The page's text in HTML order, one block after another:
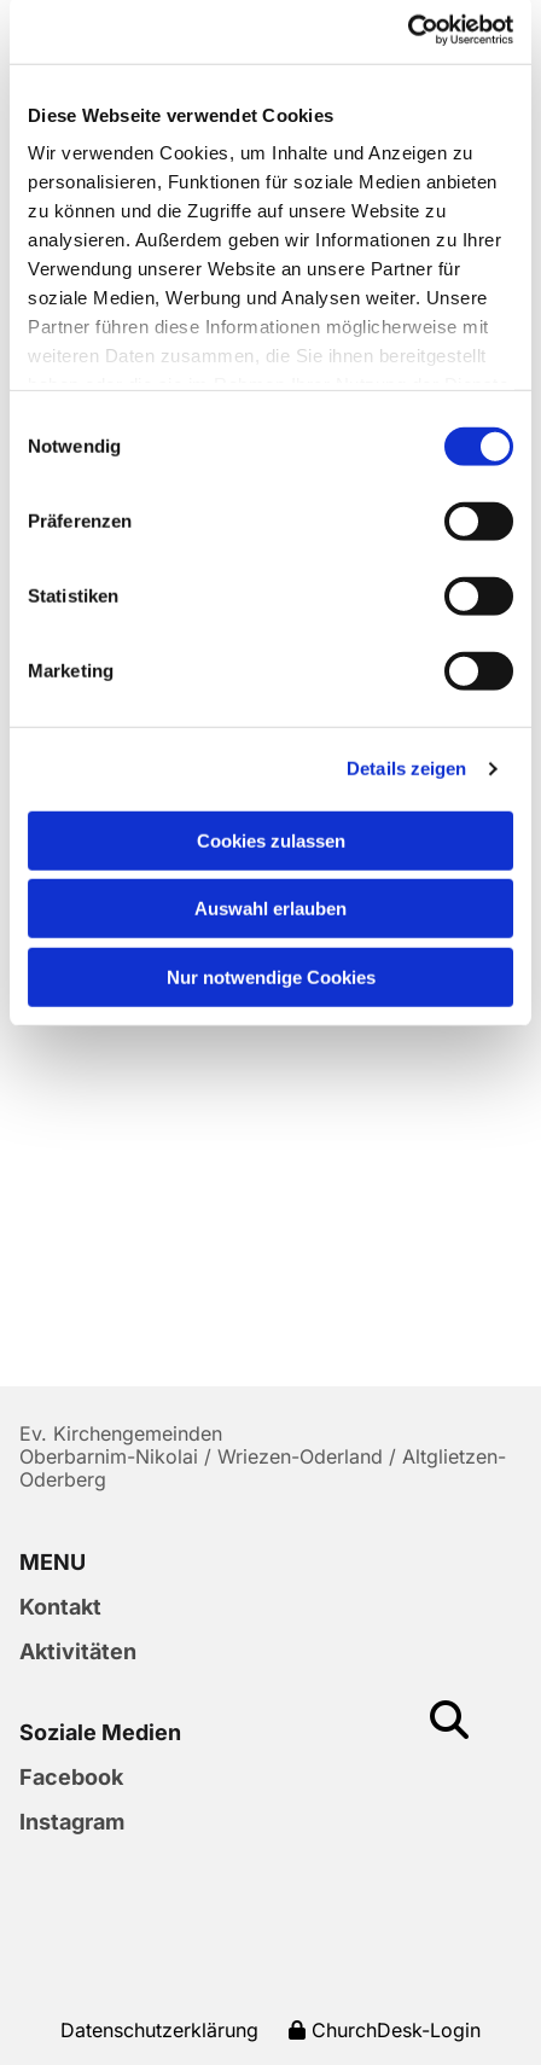
Diese Webseite verwendet Cookies
Wir verwenden Cookies, um Inhalte und Anzeigen zu
personalisieren, Funktionen für soziale Medien anbieten
zu können und die Zugriffe auf unsere Website zu
analysieren. Außerdem geben wir Informationen zu Ihrer
Verwendung unserer Website an unsere Partner für
soziale Medien, Werbung und Analysen weiter. Unsere
Partner führen diese Informationen möglicherweise mit
weiteren Daten zusammen, die Sie ihnen bereitgestellt
Notwendig
Präferenzen
Statistiken
Marketing
Details zeigen
Cookies zulassen
Auswahl erlauben
Nur notwendige Cookies
Gemeindehaus Neutornow, Neutornow
interessieren
Ev. Kirchengemeinden
Oberbarnim-Nikolai / Wriezen-Oderland / Altglietzen-
Oderberg
MENU
Kontakt
Aktivitäten
Soziale Medien
Facebook
Instagram
Datenschutzerklärung ChurchDesk-Login